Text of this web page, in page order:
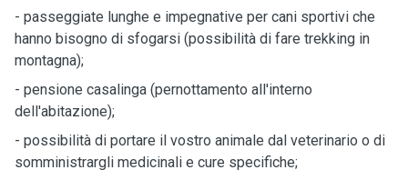
- passeggiate lunghe e impegnative per cani sportivi che
hanno bisogno di sfogarsi (possibilità di fare trekking in
montagna);
- pensione casalinga (pernottamento all'interno
dell'abitazione);
- possibilità di portare il vostro animale dal veterinario o di
somministrargli medicinali e cure specifiche;